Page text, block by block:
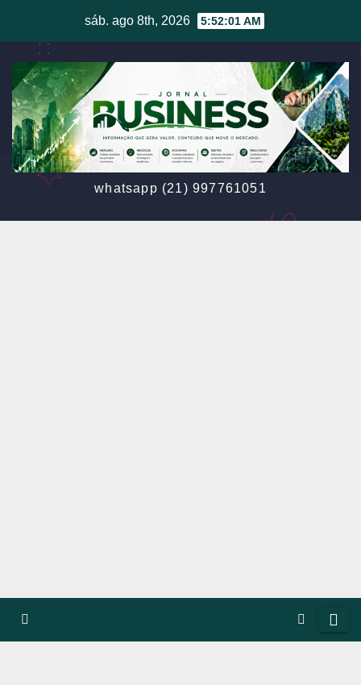
content
sáb. ago 8th, 2026 5:52:03 AM
whatsapp (21) 997761051